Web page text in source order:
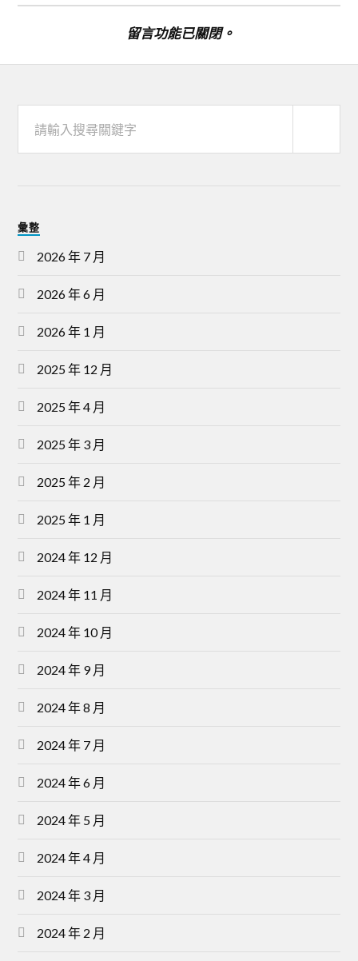
留言功能已關閉。
彙整
2026 年 7 月
2026 年 6 月
2026 年 1 月
2025 年 12 月
2025 年 4 月
2025 年 3 月
2025 年 2 月
2025 年 1 月
2024 年 12 月
2024 年 11 月
2024 年 10 月
2024 年 9 月
2024 年 8 月
2024 年 7 月
2024 年 6 月
2024 年 5 月
2024 年 4 月
2024 年 3 月
2024 年 2 月